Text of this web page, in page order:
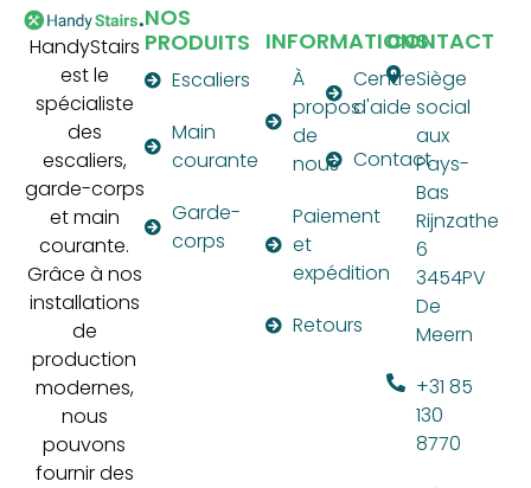
HandyStairs
est le
spécialiste
des
escaliers,
garde-corps
et main
courante.
Grâce à nos
installations
de
production
modernes,
nous
pouvons
fournir des
NOS
PRODUITS
Escaliers
Main
courante
Garde-
corps
INFORMATIONS
À
propos
de
nous
Paiement
et
expédition
Retours
Centre
d'aide
Contact
CONTACT
Siège
social
aux
Pays-
Bas
Rijnzathe
6
3454PV
De
Meern
+31 85
130
8770